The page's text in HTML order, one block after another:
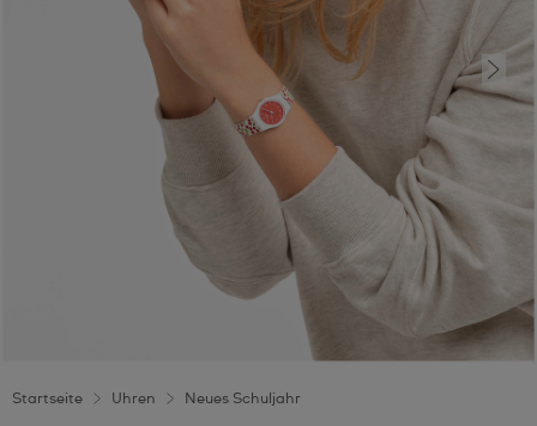
Startseite Uhren Neues Schuljahr